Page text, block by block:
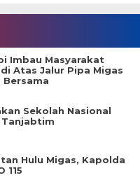
Imbau Masyarakat
Atas Jalur Pipa Migas
Bersama
Sekolah Nasional
Hulu Migas, Kapolda
115